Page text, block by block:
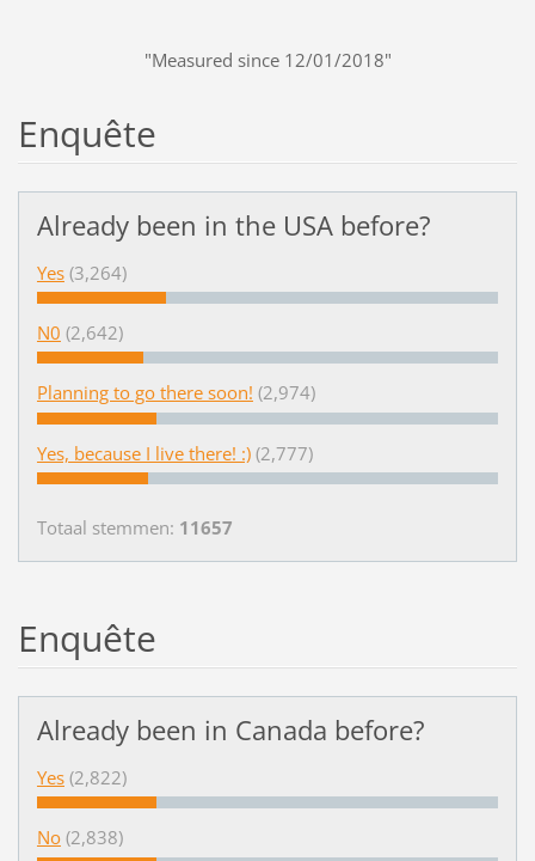
"Measured since 12/01/2018"
Enquête
Already been in the USA before?
Yes (3,264)
N0 (2,642)
Planning to go there soon! (2,974)
Yes, because I live there! :) (2,777)
Totaal stemmen: 11657
Enquête
Already been in Canada before?
Yes (2,822)
No (2,838)